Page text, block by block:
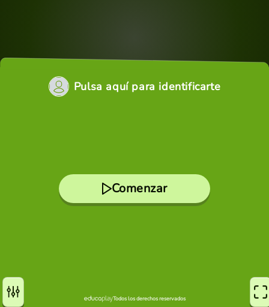
Pulsa aquí para identificarte
Comenzar
Todos los derechos reservados